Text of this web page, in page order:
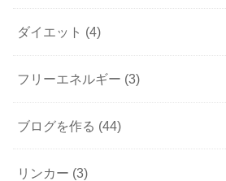
ダイエット (4)
フリーエネルギー (3)
ブログを作る (44)
リンカー (3)